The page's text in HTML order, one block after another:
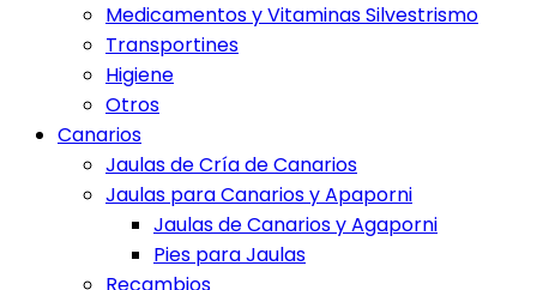
Medicamentos y Vitaminas Silvestrismo
Transportines
Higiene
Otros
Canarios
Jaulas de Cría de Canarios
Jaulas para Canarios y Apaporni
Jaulas de Canarios y Agaporni
Pies para Jaulas